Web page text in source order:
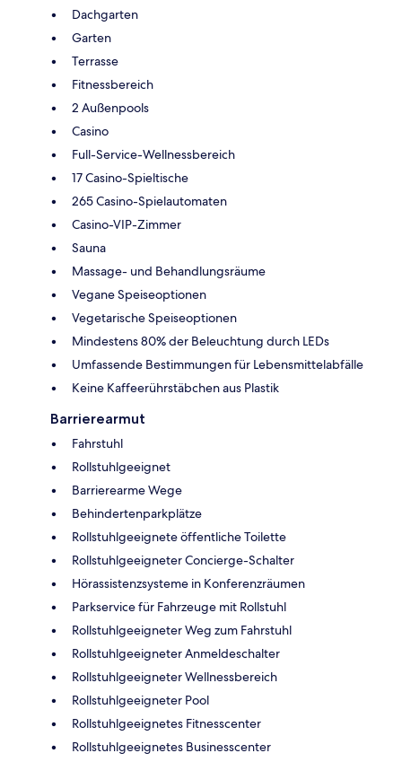
Dachgarten
Garten
Terrasse
Fitnessbereich
2 Außenpools
Casino
Full-Service-Wellnessbereich
17 Casino-Spieltische
265 Casino-Spielautomaten
Casino-VIP-Zimmer
Sauna
Massage- und Behandlungsräume
Vegane Speiseoptionen
Vegetarische Speiseoptionen
Mindestens 80% der Beleuchtung durch LEDs
Umfassende Bestimmungen für Lebensmittelabfälle
Keine Kaffeerührstäbchen aus Plastik
Barrierearmut
Fahrstuhl
Rollstuhlgeeignet
Barrierearme Wege
Behindertenparkplätze
Rollstuhlgeeignete öffentliche Toilette
Rollstuhlgeeigneter Concierge-Schalter
Hörassistenzsysteme in Konferenzräumen
Parkservice für Fahrzeuge mit Rollstuhl
Rollstuhlgeeigneter Weg zum Fahrstuhl
Rollstuhlgeeigneter Anmeldeschalter
Rollstuhlgeeigneter Wellnessbereich
Rollstuhlgeeigneter Pool
Rollstuhlgeeignetes Fitnesscenter
Rollstuhlgeeignetes Businesscenter